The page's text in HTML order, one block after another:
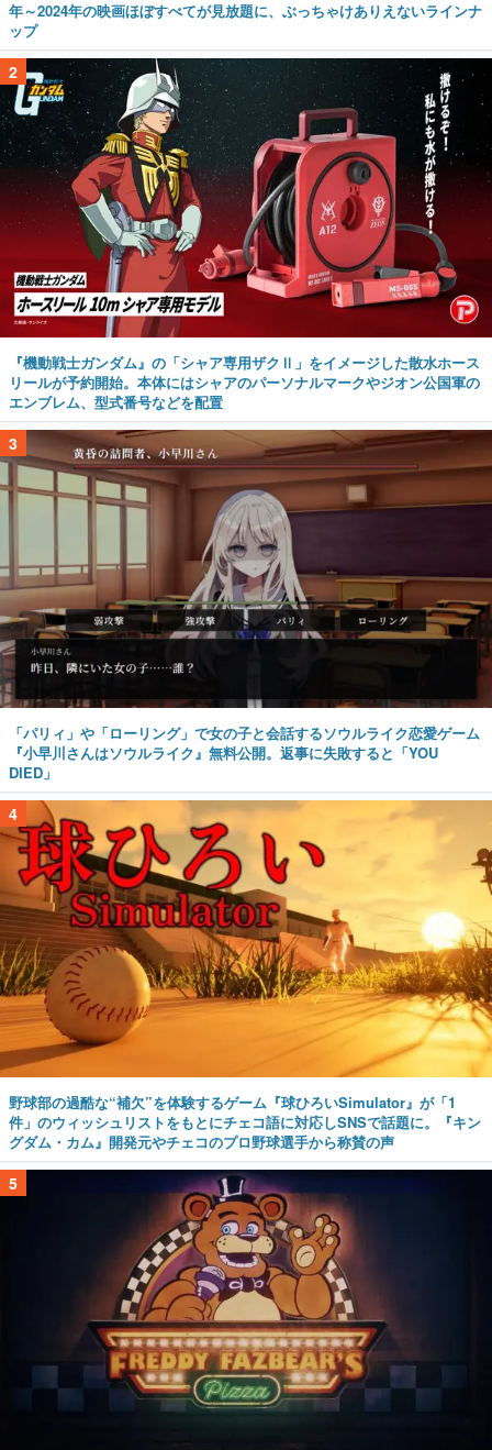
年～2024年の映画ほぼすべてが見放題に、ぶっちゃけありえないラインナ
ップ
2
『機動戦士ガンダム』の「シャア専用ザクⅡ」をイメージした散水ホース
リールが予約開始。本体にはシャアのパーソナルマークやジオン公国軍の
エンブレム、型式番号などを配置
3
「パリィ」や「ローリング」で女の子と会話するソウルライク恋愛ゲーム
『小早川さんはソウルライク』無料公開。返事に失敗すると「YOU
DIED」
4
野球部の過酷な“補欠”を体験するゲーム『球ひろいSimulator』が「1
件」のウィッシュリストをもとにチェコ語に対応しSNSで話題に。『キン
グダム・カム』開発元やチェコのプロ野球選手から称賛の声
5